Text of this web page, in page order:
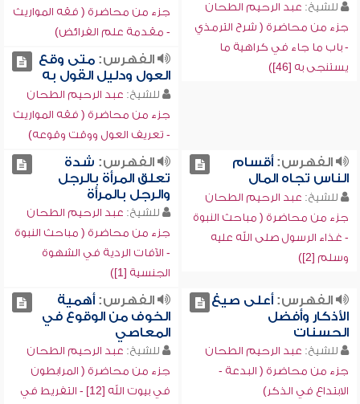
للشيخ: عبد الرحيم الطحان
جزء من محاضرة ( شرح الترمذي
- باب ما جاء في كراهية ما
يستنجى به [46])
جزء من محاضرة ( فقه المواريث
- مقدمة علم الفرائض)
الفهرس:متى وقع
العول ودليل القول به
للشيخ: عبد الرحيم الطحان
جزء من محاضرة ( فقه المواريث
- تعريف العول ووقت وقوعه)
الفهرس:أقسام
الناس تجاه المال
للشيخ: عبد الرحيم الطحان
جزء من محاضرة ( مباحث النبوة
- غذاء الرسول صلى الله عليه
وسلم [2])
الفهرس: شدة
تعلق المرأة بالرجل
والرجل بالمرأة
للشيخ: عبد الرحيم الطحان
جزء من محاضرة ( مباحث النبوة
- الآفات الردية في الشهوة
الجنسية [1])
الفهرس:أعلى صيغ
الأذكار وأفضل
الحسنات
للشيخ: عبد الرحيم الطحان
جزء من محاضرة ( البدعة -
الابتداع في الذكر)
الفهرس:أهمية
الخوف من الوقوع في
المعاصي
للشيخ: عبد الرحيم الطحان
جزء من محاضرة ( المرابطون
في بيوت الله [12] - التفريط في